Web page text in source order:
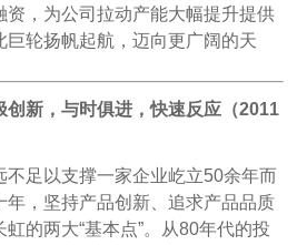
资，为公司拉动产能大幅提升提供
巨轮扬帆起航，迈向更广阔的天
创新，与时俱进，快速反应（2011
不足以支撑一家企业屹立50余年而
年，坚持产品创新、追求产品品质
的两大“基本点”。从80年代的投